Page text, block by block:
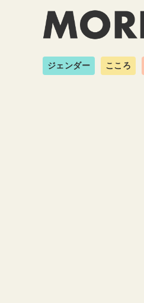
ジェンダー こころ